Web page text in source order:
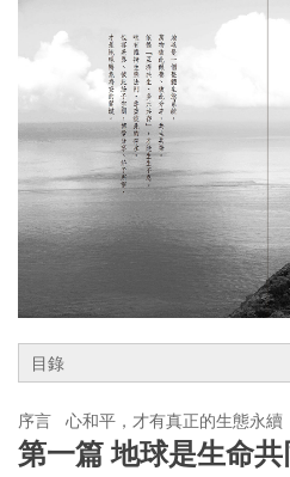
目錄
序言 心和平，才有真正的生態永
第一篇 地球是生命